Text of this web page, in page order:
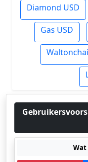
Diamond USD
Gas USD
Wat